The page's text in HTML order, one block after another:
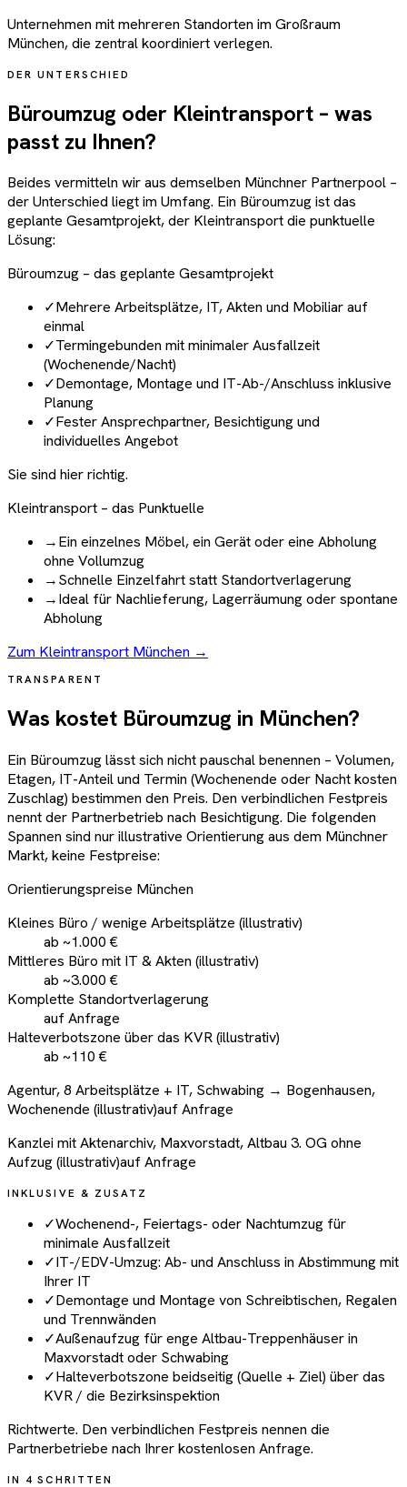
Unternehmen mit mehreren Standorten im Großraum
München, die zentral koordiniert verlegen.
DER UNTERSCHIED
Büroumzug oder Kleintransport – was
passt zu Ihnen?
Beides vermitteln wir aus demselben Münchner Partnerpool –
der Unterschied liegt im Umfang. Ein Büroumzug ist das
geplante Gesamtprojekt, der Kleintransport die punktuelle
Lösung:
Büroumzug – das geplante Gesamtprojekt
✓Mehrere Arbeitsplätze, IT, Akten und Mobiliar auf
einmal
✓Termingebunden mit minimaler Ausfallzeit
(Wochenende/Nacht)
✓Demontage, Montage und IT-Ab-/Anschluss inklusive
Planung
✓Fester Ansprechpartner, Besichtigung und
individuelles Angebot
Sie sind hier richtig.
Kleintransport – das Punktuelle
→Ein einzelnes Möbel, ein Gerät oder eine Abholung
ohne Vollumzug
→Schnelle Einzelfahrt statt Standortverlagerung
→Ideal für Nachlieferung, Lagerräumung oder spontane
Abholung
Zum Kleintransport München →
TRANSPARENT
Was kostet Büroumzug in München?
Ein Büroumzug lässt sich nicht pauschal benennen – Volumen,
Etagen, IT-Anteil und Termin (Wochenende oder Nacht kosten
Zuschlag) bestimmen den Preis. Den verbindlichen Festpreis
nennt der Partnerbetrieb nach Besichtigung. Die folgenden
Spannen sind nur illustrative Orientierung aus dem Münchner
Markt, keine Festpreise:
Orientierungspreise München
Kleines Büro / wenige Arbeitsplätze (illustrativ)
ab ~1.000 €
Mittleres Büro mit IT & Akten (illustrativ)
ab ~3.000 €
Komplette Standortverlagerung
auf Anfrage
Halteverbotszone über das KVR (illustrativ)
ab ~110 €
Agentur, 8 Arbeitsplätze + IT, Schwabing → Bogenhausen,
Wochenende (illustrativ)auf Anfrage
Kanzlei mit Aktenarchiv, Maxvorstadt, Altbau 3. OG ohne
Aufzug (illustrativ)auf Anfrage
INKLUSIVE & ZUSATZ
✓Wochenend-, Feiertags- oder Nachtumzug für
minimale Ausfallzeit
✓IT-/EDV-Umzug: Ab- und Anschluss in Abstimmung mit
Ihrer IT
✓Demontage und Montage von Schreibtischen, Regalen
und Trennwänden
✓Außenaufzug für enge Altbau-Treppenhäuser in
Maxvorstadt oder Schwabing
✓Halteverbotszone beidseitig (Quelle + Ziel) über das
KVR / die Bezirksinspektion
Richtwerte. Den verbindlichen Festpreis nennen die
Partnerbetriebe nach Ihrer kostenlosen Anfrage.
IN 4 SCHRITTEN